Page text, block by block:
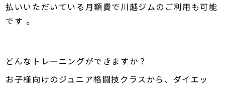
払いいただいている月額費で川越ジムのご利用も可能
です 。
どんなトレーニングができますか？
お子様向けのジュニア格闘技クラスから、ダイエッ